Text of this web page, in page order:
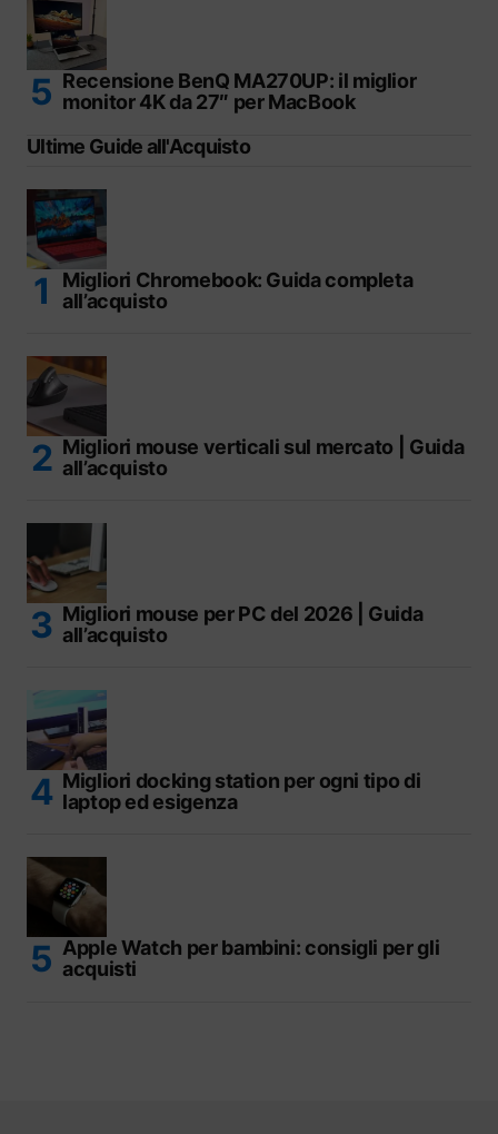
Recensione BenQ MA270UP: il miglior
monitor 4K da 27″ per MacBook
Ultime Guide all'Acquisto
Migliori Chromebook: Guida completa
all’acquisto
Migliori mouse verticali sul mercato | Guida
all’acquisto
Migliori mouse per PC del 2026 | Guida
all’acquisto
Migliori docking station per ogni tipo di
laptop ed esigenza
Apple Watch per bambini: consigli per gli
acquisti